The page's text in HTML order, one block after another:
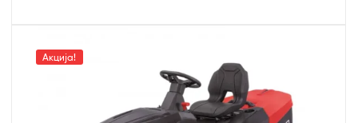
Акција!